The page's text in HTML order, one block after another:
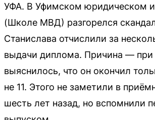
УФА. В Уфимском юридическом
(Школе МВД) разгорелся
Станислава отчислили за
выдачи диплома. Причина — при
выяснилось, что он окончил
не 11. Этого не заметили в
шесть лет назад, но вспомнили